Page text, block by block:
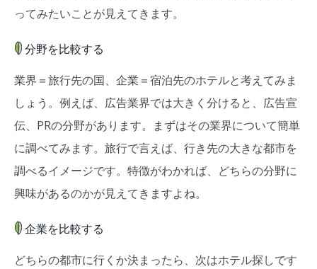
ってみたいことが見えてきます。
分野を比較する
業界＝旅行先の国、企業＝宿泊先のホテルと考えてみま
しょう。例えば、広告業界では大きく分けると、広告宣
伝、PRの分野があります。まずはその業界について簡単
に調べてみます。旅行で言えば、行き先の大きな都市を
調べるイメージです。特徴がわかれば、どちらの分野に
興味があるのかが見えてきますよね。
企業を比較する
どちらの都市に行くか決まったら、次はホテル探しです